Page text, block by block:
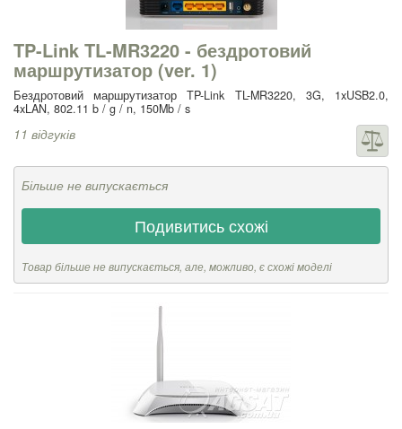
TP-Link TL-MR3220 - бездротовий
маршрутизатор (ver. 1)
Бездротовий маршрутизатор TP-Link TL-MR3220, 3G, 1xUSB2.0,
4xLAN, 802.11 b / g / n, 150Mb / s
11 відгуків
Більше не випускається
Подивитись схожі
Товар більше не випускається, але, можливо, є схожі моделі